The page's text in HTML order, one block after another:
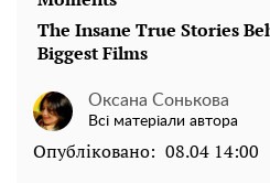
Оксана Сонькова
Всі матеріали автора
Опубліковано: 08.04 14:00